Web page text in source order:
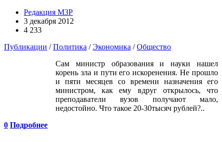
Редакция М3Р
3 декабря 2012
4 233
Публикации /Политика /Экономика /Общество
Сам министр образования и науки нашел
корень зла и пути его искоренения. Не прошло
и пяти месяцев со времени назначения его
министром, как ему вдруг открылось, что
преподаватели вузов получают мало,
недостойно. Что такое 20-30тысяч рублей?..
0 Подробнее